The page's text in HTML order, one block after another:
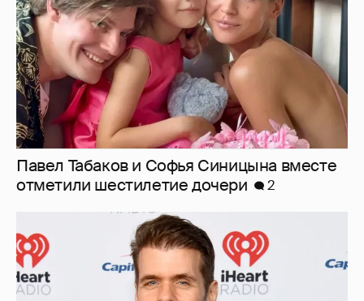
Павел Табаков и Софья Синицына вместе
отметили шестилетие дочери
2